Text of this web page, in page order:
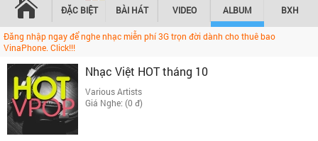
ĐẶC BIỆT BÀI HÁT VIDEO ALBUM BXH
Đăng nhập ngay để nghe nhạc miễn phí 3G trọn đời dành cho thuê bao
VinaPhone. Click!!!
Nhạc Việt HOT tháng 10
Various Artists
Giá Nghe: (0 đ)